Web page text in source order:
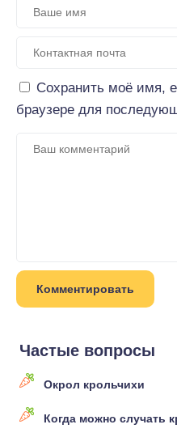
Сохранить моё имя,
браузере для
Частые вопросы
Окрол крольчихи
Когда можно случать